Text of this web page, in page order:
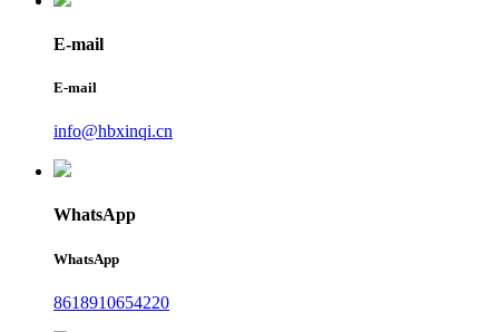
E-mail
E-mail
info@hbxinqi.cn
WhatsApp
WhatsApp
8618910654220